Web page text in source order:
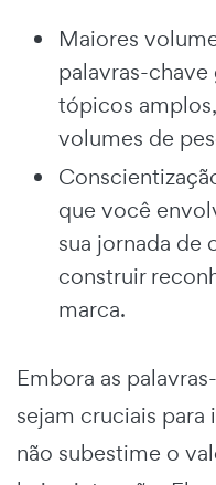
Maiores
palavras-
tópicos
volumes de
que você
sua jornada de
construir
marca.
Embora as
sejam cruciais
não subestime o